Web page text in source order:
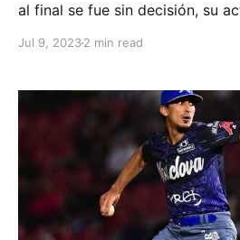
al final se fue sin decisión, su
Tijuana, Baja California; 09 de
estrenó como timonel Acerero en
Jul 9, 20232 min read